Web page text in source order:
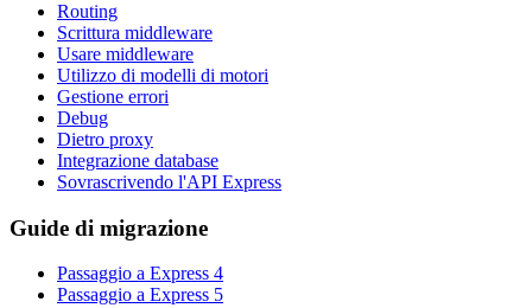
Routing
Scrittura middleware
Usare middleware
Utilizzo di modelli di motori
Gestione errori
Debug
Dietro proxy
Integrazione database
Sovrascrivendo l'API Express
Guide di migrazione
Passaggio a Express 4
Passaggio a Express 5